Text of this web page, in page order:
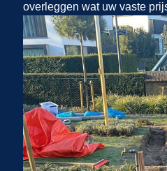
overleggen wat uw vaste